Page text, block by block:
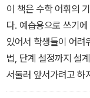
용한 책을 소개한다.
다시 공부하고 싶은
즐길 수 있는 책을 실
부모에게 길잡이가 될
반전을 선물하는 『펭
질문에 시달리고 싶지
이 책은 수학 어휘의
다. 예습용으로 쓰기
있어서 학생들이 어려
법, 단계 설정까지 설
서둘러 앞서가려고 하
력이 쌓인다는 걸 꼭